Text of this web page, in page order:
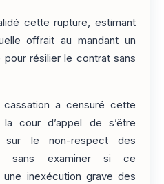
cette rupture, estimant
offrait au mandant un
résilier le contrat sans
a censuré cette
cour d’appel de s’être
sur le non-respect des
sans examiner si ce
une inexécution grave des